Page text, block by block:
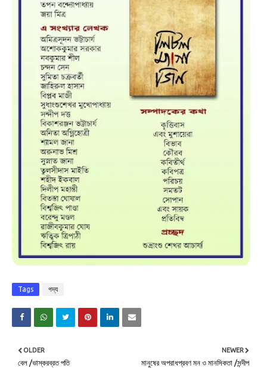
Tags গদ্য
NEWER
মানুষের অপরাধপ্রবণ মন ও মানসিকতা /সন্দীপ
OLDER
বেল /ভাস্করব্রত পতি